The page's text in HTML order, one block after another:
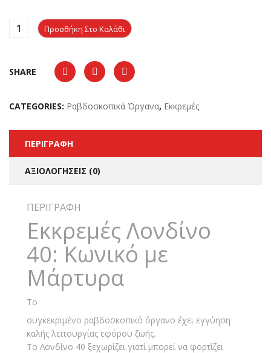
Προσθήκη Στο Καλάθι
SHARE
CATEGORIES: Ραβδοσκοπικά Όργανα, Εκκρεμές
ΠΕΡΙΓΡΑΦΉ
ΑΞΙΟΛΟΓΉΣΕΙΣ (0)
ΠΕΡΙΓΡΑΦΉ
Εκκρεμές Λονδίνο
40: Κωνικό με
Μάρτυρα
Το
συγκεκριμένο ραβδοσκοπικό όργανο έχει εγγύηση
καλής λειτουργίας εφόρου ζωής.
Το Λονδίνο 40 ξεχωρίζει γιατί μπορεί να φορτίζει